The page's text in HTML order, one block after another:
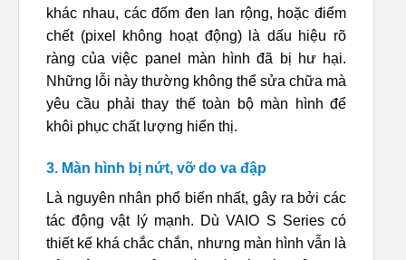
khác nhau, các đốm đen lan rộng, hoặc điểm
chết (pixel không hoạt động) là dấu hiệu rõ
ràng của việc panel màn hình đã bị hư hại.
Những lỗi này thường không thể sửa chữa mà
yêu cầu phải thay thế toàn bộ màn hình để
khôi phục chất lượng hiển thị.
3. Màn hình bị nứt, vỡ do va đập
Là nguyên nhân phổ biến nhất, gây ra bởi các
tác động vật lý mạnh. Dù VAIO S Series có
thiết kế khá chắc chắn, nhưng màn hình vẫn là